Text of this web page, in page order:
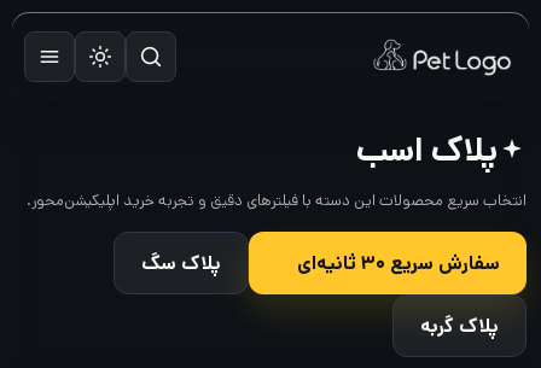
پرش
پلاک اسب
انتخاب سریع محصولات این دسته با فیلترهای دقیق و تجربه خرید اپلیکیشن‌محور.
سفارش سریع ۳۰ ثانیه‌ای پلاک سگ
پلاک گربه